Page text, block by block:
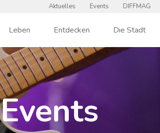
Aktuelles Events DIFFMAG
Leben Entdecken Die Stadt
Events